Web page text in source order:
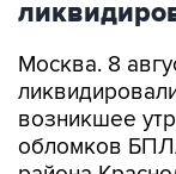
Москва. 8
возникшее
обломков
района
в своем